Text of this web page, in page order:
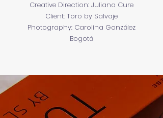
Creative Direction: Juliana Cure
Client: Toro by Salvaje
Photography: Carolina González
Bogotá